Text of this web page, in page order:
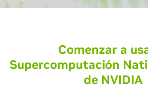
Comenzar a
Supercomputación
de NVIDIA